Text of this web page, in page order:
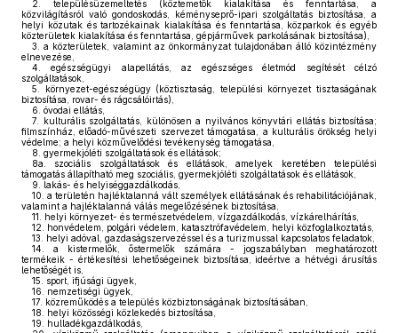
2.
településüzemeltetés (köztemetők kialakítása és fenntartása, a
közvilágításról való gondoskodás, kéményseprő-ipari szolgáltatás biztosítása, a
helyi közutak és tartozékainak kialakítása és fenntartása, közparkok és egyéb
közterületek kialakítása és fenntartása, gépjárművek parkolásának biztosítása),
3.
a közterületek, valamint az önkormányzat tulajdonában álló közintézmény
elnevezése,
4.
egészségügyi alapellátás, az egészséges életmód segítését célzó
szolgáltatások,
5.
környezet-egészségügy (köztisztaság, települési környezet tisztaságának
biztosítása, rovar- és rágcsálóirtás),
6. óvodai ellátás,
7.
kulturális szolgáltatás, különösen a nyilvános könyvtári ellátás biztosítása;
filmszínház, előadó-művészeti szervezet támogatása, a kulturális örökség helyi
védelme; a helyi közművelődési tevékenység támogatása,
8. gyermekjóléti szolgáltatások és ellátások;
8a.
szociális szolgáltatások és ellátások, amelyek keretében települési
támogatás állapítható meg szociális, gyermekjóléti szolgáltatások és ellátások,
9.
lakás- és helyiséggazdálkodás,
10. a területén hajléktalanná vált személyek ellátásának és rehabilitációjának,
valamint a hajléktalanná válás megelőzésének biztosítása,
11.
helyi környezet- és természetvédelem, vízgazdálkodás, vízkárelhárítás,
12.
honvédelem, polgári védelem, katasztrófavédelem, helyi közfoglalkoztatás,
13.
helyi adóval, gazdaságszervezéssel és a turizmussal kapcsolatos feladatok,
14.
a kistermelők, őstermelők számára - jogszabályban meghatározott
termékeik - értékesítési lehetőségeinek biztosítása, ideértve a hétvégi árusítás
lehetőségét is,
15.
sport, ifjúsági ügyek,
16.
nemzetiségi ügyek,
17. közreműködés a település közbiztonságának biztosításában,
18.
helyi közösségi közlekedés biztosítása,
19.
hulladékgazdálkodás,